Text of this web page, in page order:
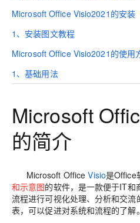
Microsoft Office Visio2021的安装
1、安装图文教程
Microsoft Office Visio2021的使用
1、基础用法
Microsoft
的简介
Microsoft OfficeVisio是Office
和示意图的软件，是一款便于IT和
流程进行可视化处理、分析和交
表，可以促进对系统和流程的了解。